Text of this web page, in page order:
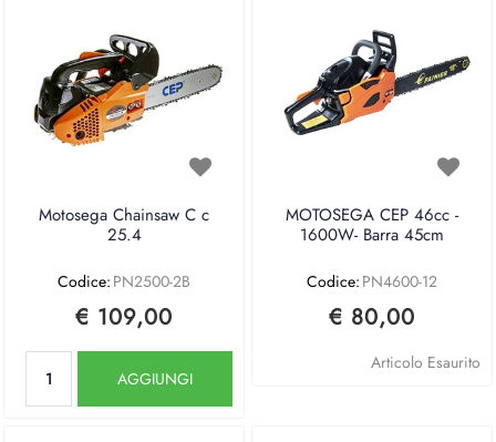
Motosega Chainsaw C c
25.4
Codice: PN2500-2B
€ 109,00
AGGIUNGI
MOTOSEGA CEP 46cc -
1600W- Barra 45cm
Codice: PN4600-12
€ 80,00
Articolo Esaurito